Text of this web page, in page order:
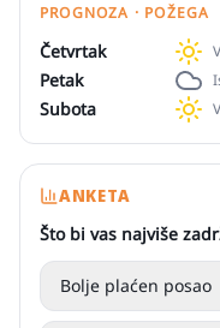
PROGNOZA · POŽEGA
Četvrtak
Petak
Subota
ANKETA
Što bi vas najviše
Bolje plaćen posao